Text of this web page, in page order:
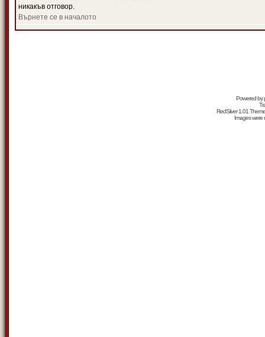
никакъв отговор.
Върнете се в началото
Powered by
RedSilver 1.01
Images were